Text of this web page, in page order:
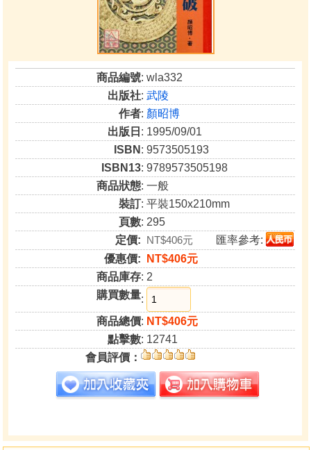
商品編號: wla332
出版社:武陵
作者: 顏昭博
出版日 : 1995/09/01
ISBN : 9573505193
ISBN13: 9789573505198
商品狀態: 一般
裝訂: 平裝150x210mm
頁數: 295
定價: NT$406元
匯率參考:
優惠價:
NT$406元
商品庫存: 2
購買數量:
商品總價: NT$406元
點擊數: 12741
會員評價：